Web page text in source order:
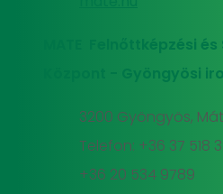
MATE Felnőttképzési
Központ - Gyöngyösi
3200 Gyöngyös,
Telefon: +36 37 518
+36 20 534 9789